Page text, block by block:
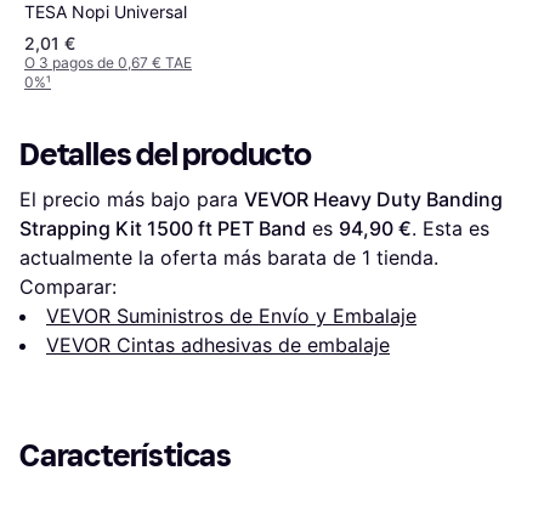
TESA Nopi Universal
2,01 €
O 3 pagos de 0,67 € TAE
0%¹
Detalles del producto
El precio más bajo para VEVOR Heavy Duty Banding
Strapping Kit 1500 ft PET Band es 94,90 €. Esta es
actualmente la oferta más barata de 1 tienda.
Comparar:
VEVOR Suministros de Envío y Embalaje
VEVOR Cintas adhesivas de embalaje
Características